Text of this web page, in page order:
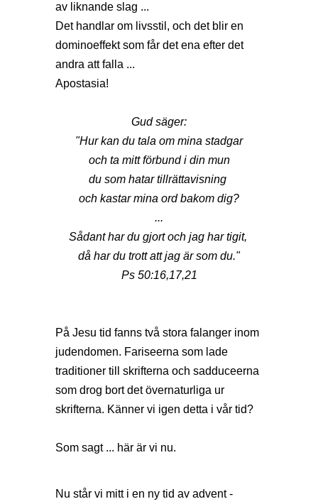
av liknande slag ...
Det handlar om livsstil, och det blir en
dominoeffekt som får det ena efter det
andra att falla ...
Apostasia!
Gud säger:
"Hur kan du tala om mina stadgar
och ta mitt förbund i din mun
du som hatar tillrättavisning
och kastar mina ord bakom dig?
...
Sådant har du gjort och jag har tigit,
då har du trott att jag är som du."
Ps 50:16,17,21
På Jesu tid fanns två stora falanger inom
judendomen. Fariseerna som lade
traditioner till skrifterna och sadduceerna
som drog bort det övernaturliga ur
skrifterna. Känner vi igen detta i vår tid?
Som sagt ... här är vi nu.
Nu står vi mitt i en ny tid av advent -